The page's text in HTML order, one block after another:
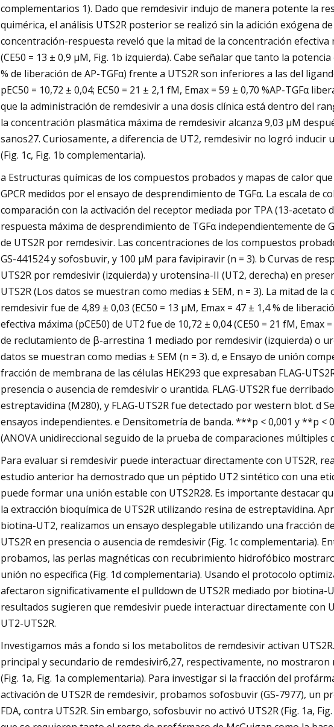
complementarios 1). Dado que remdesivir indujo de manera potente la
quimérica, el análisis UTS2R posterior se realizó sin la adición exógena
concentración-respuesta reveló que la mitad de la concentración efectiva
(CE50 = 13 ± 0,9 μM, Fig. 1b izquierda). Cabe señalar que tanto la
% de liberación de AP-TGFα) frente a UTS2R son inferiores a las del
pEC50 = 10,72 ± 0,04; EC50 = 21 ± 2,1 fM, Emax = 59 ± 0,70 %AP-TGFα
que la administración de remdesivir a una dosis clínica está dentro del
la concentración plasmática máxima de remdesivir alcanza 9,03 μM
sanos27. Curiosamente, a diferencia de UT2, remdesivir no logró
(Fig. 1c, Fig. 1b complementaria).
a Estructuras químicas de los compuestos probados y mapas de calor
GPCR medidos por el ensayo de desprendimiento de TGFα. La escala de
comparación con la activación del receptor mediada por TPA (13-acetato
respuesta máxima de desprendimiento de TGFα independientemente de
de UTS2R por remdesivir. Las concentraciones de los compuestos
GS-441524 y sofosbuvir, y 100 μM para favipiravir (n = 3). b Curvas de
UTS2R por remdesivir (izquierda) y urotensina-II (UT2, derecha) en
UTS2R (Los datos se muestran como medias ± SEM, n = 3). La mitad de
remdesivir fue de 4,89 ± 0,03 (EC50 = 13 μM, Emax = 47 ± 1,4 % de
efectiva máxima (pCE50) de UT2 fue de 10,72 ± 0,04 (CE50 = 21 fM, Emax
de reclutamiento de β-arrestina 1 mediado por remdesivir (izquierda) o
datos se muestran como medias ± SEM (n = 3). d, e Ensayo de unión
fracción de membrana de las células HEK293 que expresaban FLAG-
presencia o ausencia de remdesivir o urantida. FLAG-UTS2R fue
estreptavidina (M280), y FLAG-UTS2R fue detectado por western blot. d
ensayos independientes. e Densitometría de banda. ***p < 0,001 y **p <
(ANOVA unidireccional seguido de la prueba de comparaciones múltiples
Para evaluar si remdesivir puede interactuar directamente con UTS2R,
estudio anterior ha demostrado que un péptido UT2 sintético con una
puede formar una unión estable con UTS2R28. Es importante destacar
la extracción bioquímica de UTS2R utilizando resina de estreptavidina.
biotina-UT2, realizamos un ensayo desplegable utilizando una fracción
UTS2R en presencia o ausencia de remdesivir (Fig. 1c complementaria).
probamos, las perlas magnéticas con recubrimiento hidrofóbico
unión no específica (Fig. 1d complementaria). Usando el protocolo
afectaron significativamente el pulldown de UTS2R mediado por biotina-
resultados sugieren que remdesivir puede interactuar directamente con
UT2-UTS2R.
Investigamos más a fondo si los metabolitos de remdesivir activan
principal y secundario de remdesivir6,27, respectivamente, no
(Fig. 1a, Fig. 1a complementaria). Para investigar si la fracción del
activación de UTS2R de remdesivir, probamos sofosbuvir (GS-7977), un
FDA, contra UTS2R. Sin embargo, sofosbuvir no activó UTS2R (Fig. 1a,